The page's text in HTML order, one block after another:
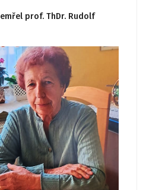
prof. ThDr. Rudolf